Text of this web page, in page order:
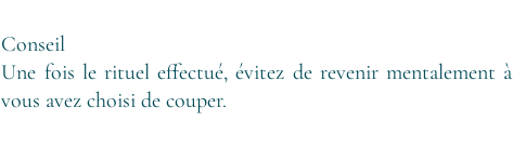
Conseil
Une fois le rituel effectué, évitez de revenir mentalement
vous avez choisi de couper.